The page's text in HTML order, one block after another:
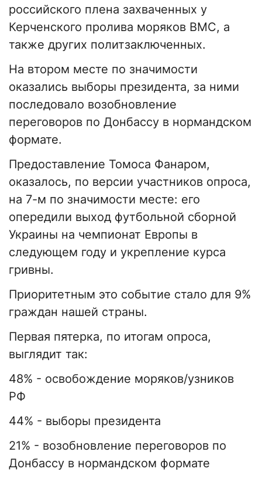
российского плена захваченных у
Керченского пролива моряков ВМС, а
также других политзаключенных.
На втором месте по значимости
оказались выборы президента, за ними
последовало возобновление
переговоров по Донбассу в нормандском
формате.
Предоставление Томоса Фанаром,
оказалось, по версии участников опроса,
на 7-м по значимости месте: его
опередили выход футбольной сборной
Украины на чемпионат Европы в
следующем году и укрепление курса
гривны.
Приоритетным это событие стало для 9%
граждан нашей страны.
Первая пятерка, по итогам опроса,
выглядит так:
48% - освобождение моряков/узников
РФ
44% - выборы президента
21% - возобновление переговоров по
Донбассу в нормандском формате